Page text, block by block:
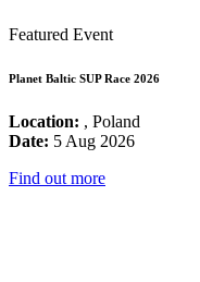
Featured Event
Planet Baltic SUP Race 2026
Location: , Poland
Date: 5 Aug 2026
Find out more